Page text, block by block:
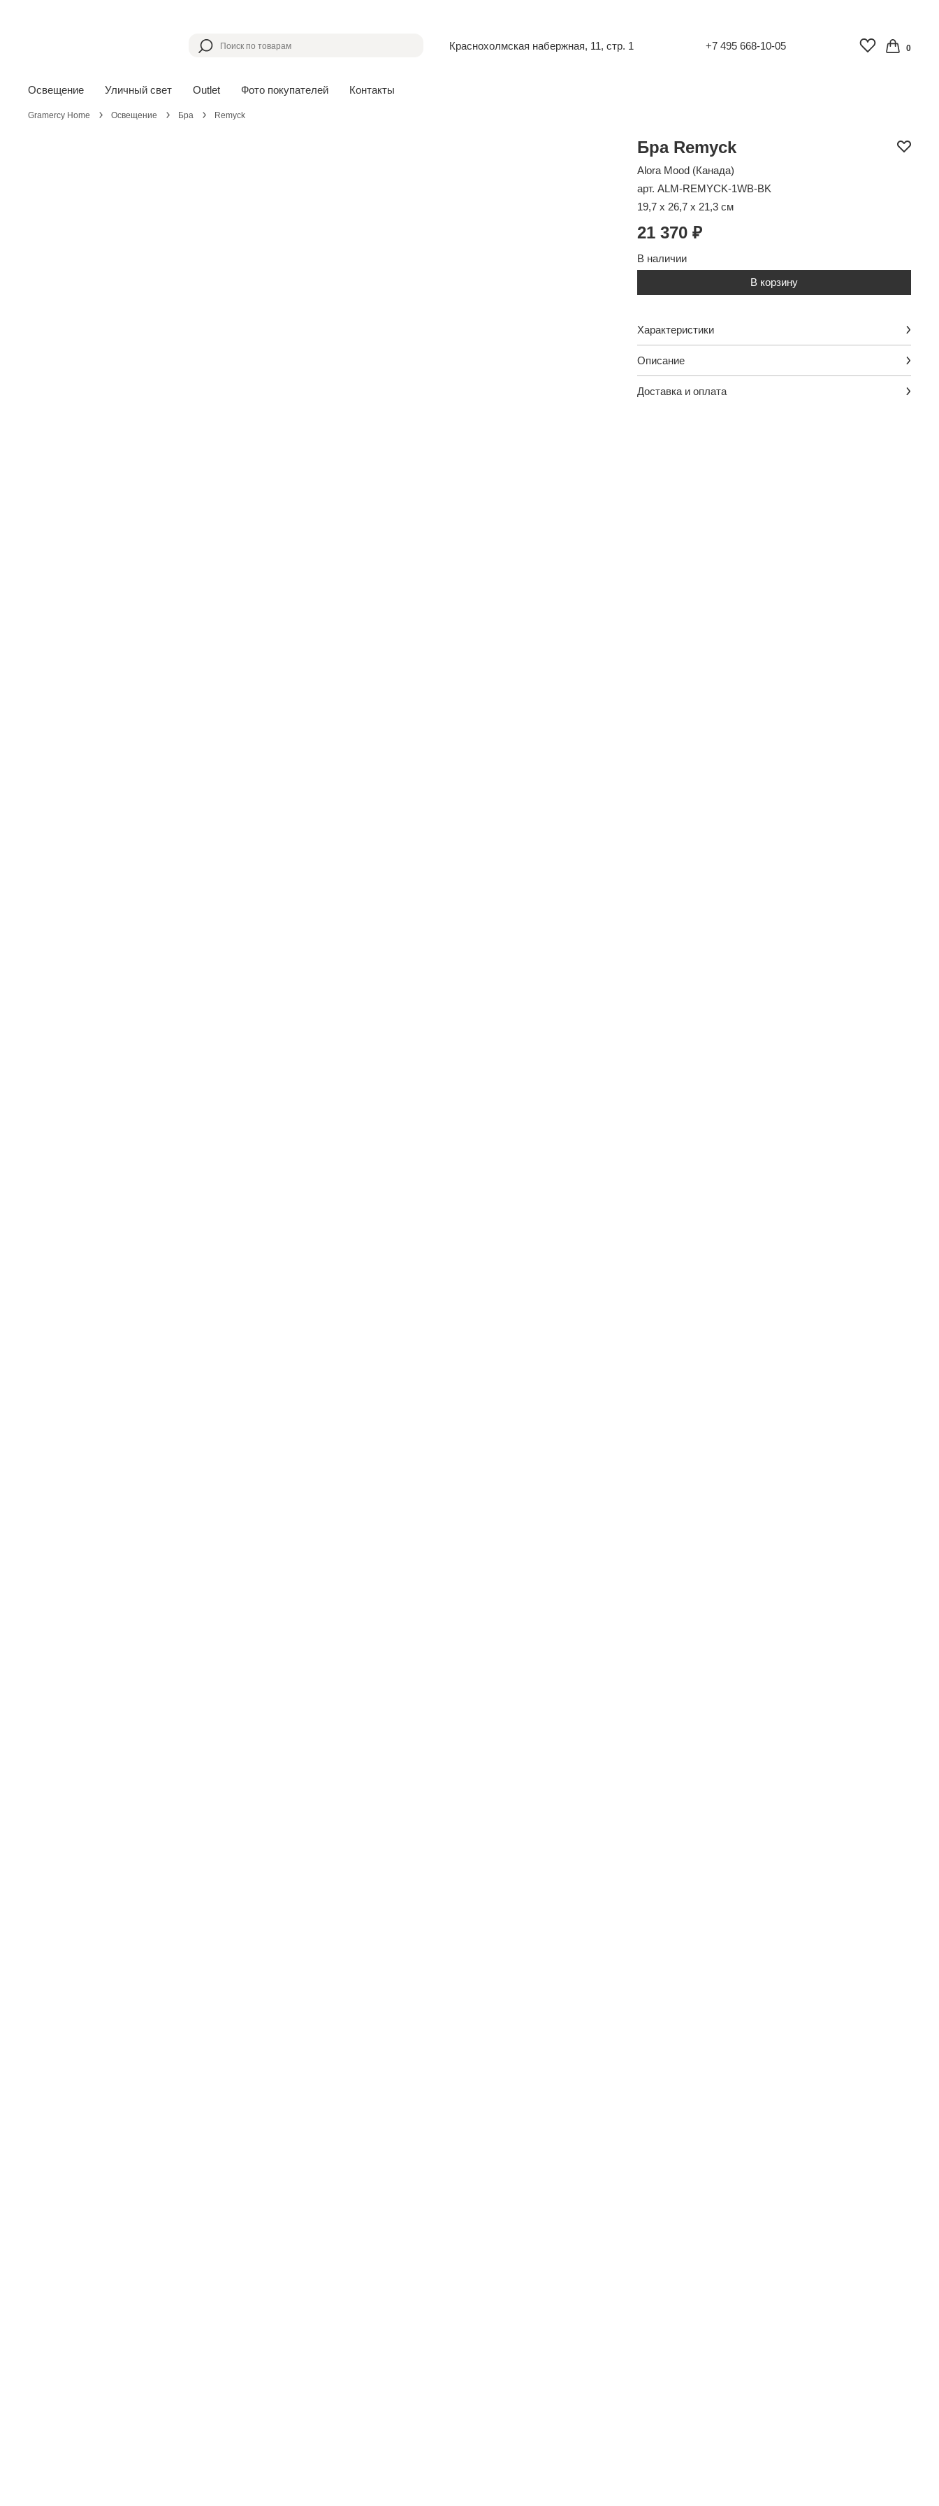
Краснохолмская набержная, 11, стр. 1 +7 495 668-10-05 0
Освещение Уличный свет Outlet Фото покупателей Контакты
Gramercy Home Освещение Бра Remyck
Бра Remyck
Alora Mood (Канада)
арт. ALM-REMYCK-1WB-BK
19,7 x 26,7 x 21,3 см
21 370 ₽
В наличии
В корзину
Характеристики
Описание
Доставка и оплата